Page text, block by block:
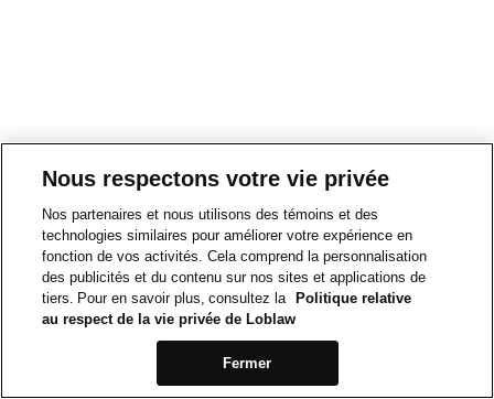
Nous respectons votre vie privée
Nos partenaires et nous utilisons des témoins et des
technologies similaires pour améliorer votre expérience en
fonction de vos activités. Cela comprend la personnalisation
des publicités et du contenu sur nos sites et applications de
tiers. Pour en savoir plus, consultez la
Politique relative
au respect de la vie privée de Loblaw
Fermer